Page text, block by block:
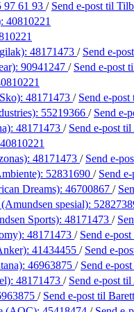
97 61 93 / Send e-post til
40810221
48171473 / Send e-post
90941247 / Send e-post
48171473 / Send e-post
55219366 / Send e-
48171473 / Send e-post til
40810221
48171473 / Send e-
52831690 / Send
Dreams): 46700867 /
spesial):
Sports): 48171473 /
48171473 / Send e-post
41434455 / Send e-
46963875 / Send e-post
48171473 / Send e-post til
/ Send e-post til